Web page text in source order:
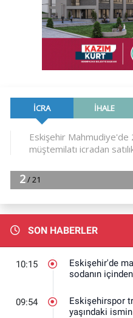
SON HABERLER
10:15
Eskişehir'de
sodanın
09:54
Eskişehirspor
yaşındaki